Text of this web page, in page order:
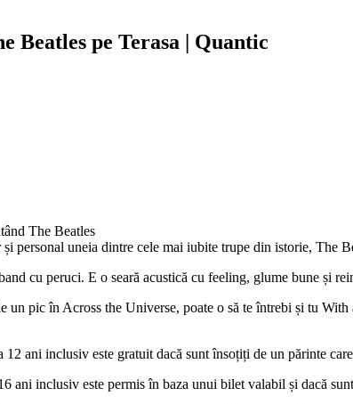
Beatles pe Terasa | Quantic
The Beatles
personal uneia dintre cele mai iubite trupe din istorie, The
cu peruci. E o seară acustică cu feeling, glume bune și
un pic în Across the Universe, poate o să te întrebi și tu
ani inclusiv este gratuit dacă sunt însoțiți de un părinte
ani inclusiv este permis în baza unui bilet valabil și dacă